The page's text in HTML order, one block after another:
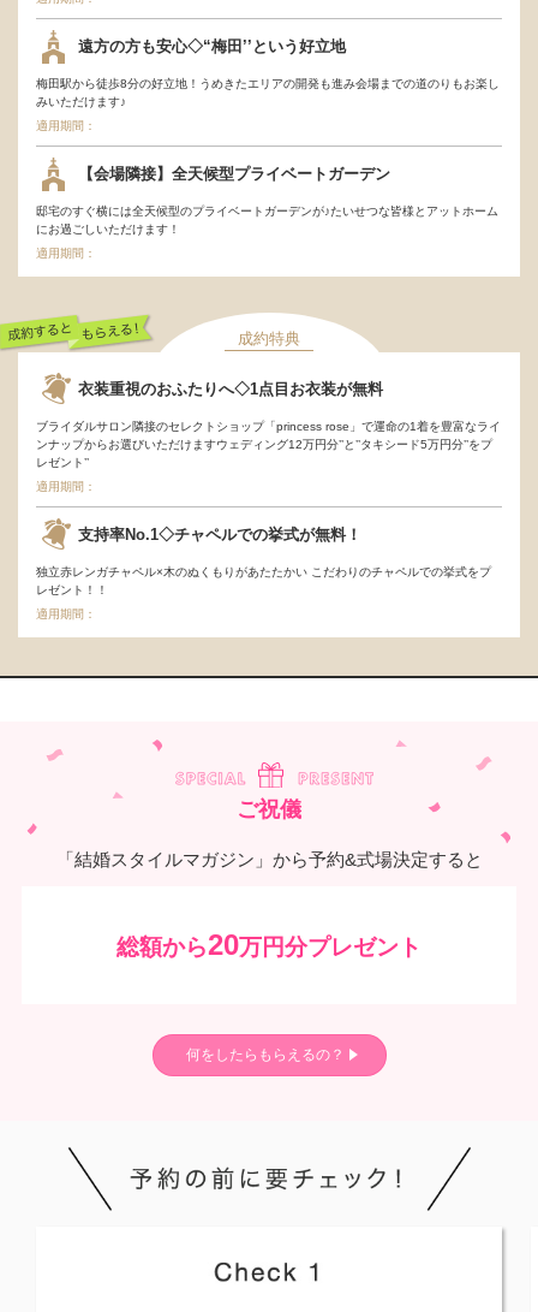
遠方の方も安心◇“梅田’’という好立地
梅田駅から徒歩8分の好立地！うめきたエリアの開発も進み会場までの道のりもお楽し
みいただけます♪
適用期間：
【会場隣接】全天候型プライベートガーデン
邸宅のすぐ横には全天候型のプライベートガーデンが♪たいせつな皆様とアットホーム
にお過ごしいただけます！
適用期間：
成約特典
衣装重視のおふたりへ◇1点目お衣装が無料
ブライダルサロン隣接のセレクトショップ「princess rose」で運命の1着を豊富なライ
ンナップからお選びいただけますウェディング12万円分’’と’’タキシード5万円分’’をプ
レゼント’’
適用期間：
支持率No.1◇チャペルでの挙式が無料！
独立赤レンガチャペル×木のぬくもりがあたたかい こだわりのチャペルでの挙式をプ
レゼント！！
適用期間：
ご祝儀
「結婚スタイルマガジン」から予約&式場決定すると
総額から20万円分プレゼント
何をしたらもらえるの？